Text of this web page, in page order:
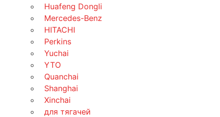
Huafeng Dongli
Mercedes-Benz
HITACHI
Perkins
Yuchai
YTO
Quanchai
Shanghai
Xinchai
для тягачей